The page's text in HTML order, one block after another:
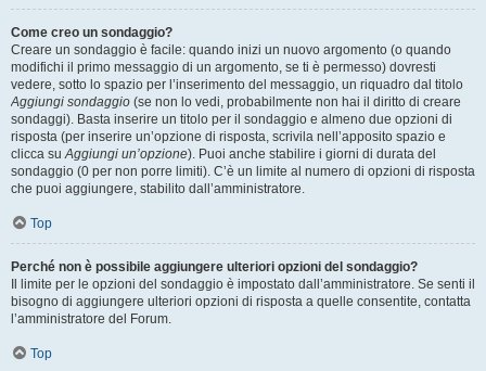
Come creo un sondaggio?
Creare un sondaggio è facile: quando inizi un nuovo argomento (o quando
modifichi il primo messaggio di un argomento, se ti è permesso) dovresti
vedere, sotto lo spazio per l’inserimento del messaggio, un riquadro dal titolo
Aggiungi sondaggio (se non lo vedi, probabilmente non hai il diritto di creare
sondaggi). Basta inserire un titolo per il sondaggio e almeno due opzioni di
risposta (per inserire un’opzione di risposta, scrivila nell’apposito spazio e
clicca suAggiungi un’opzione). Puoi anche stabilire i giorni di durata del
sondaggio (0 per non porre limiti). C’è un limite al numero di opzioni di risposta
che puoi aggiungere, stabilito dall’amministratore.
Top
Perché non è possibile aggiungere ulteriori opzioni del sondaggio?
Il limite per le opzioni del sondaggio è impostato dall’amministratore. Se senti il
bisogno di aggiungere ulteriori opzioni di risposta a quelle consentite, contatta
l’amministratore del Forum.
Top